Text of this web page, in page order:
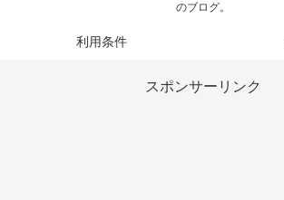
のブログ。
利用条件
スポンサーリンク